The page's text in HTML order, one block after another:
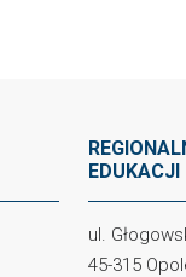
EDUKACJI
ul.
45-315